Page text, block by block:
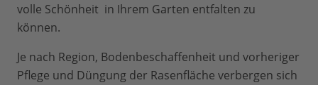
volle Schönheit in Ihrem Garten entfalten zu
können.
Je nach Region, Bodenbeschaffenheit und vorheriger
Pflege und Düngung der Rasenfläche verbergen sich